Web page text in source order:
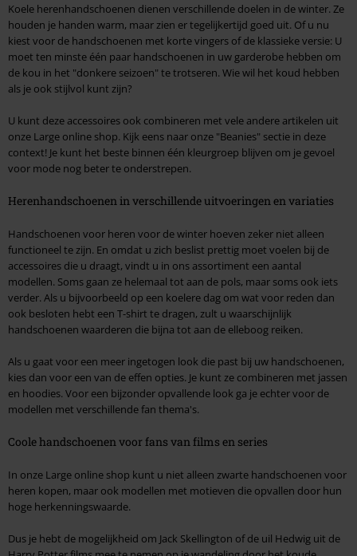
Koele herenhandschoenen dienen verschillende doelen in de winter. Ze
houden je handen warm, maar zien er tegelijkertijd goed uit. Of u nu
kiest voor de handschoenen met korte vingers of de klassieke versie: U
moet ten minste één paar handschoenen in uw garderobe hebben om
de kou in het "donkere seizoen" te trotseren. Wie wil het koud hebben
als je ook stijlvol kunt zijn?
U kunt deze accessoires ook combineren met vele andere artikelen uit
onze Large online shop. Kijk eens naar onze "Beanies" sectie in deze
context! Je kunt het beste binnen één kleurgroep blijven om je gevoel
voor mode nog beter te onderstrepen.
Herenhandschoenen in verschillende uitvoeringen en variaties
Handschoenen voor heren voor de winter hoeven zeker niet alleen
functioneel te zijn. En omdat u zich beslist prettig moet voelen bij de
accessoires die u draagt, vindt u in ons assortiment een aantal
modellen. Soms gaan ze helemaal tot aan de pols, maar soms ook iets
verder. Als u bijvoorbeeld op een koelere dag om wat voor reden dan
ook besloten hebt een T-shirt te dragen, zult u waarschijnlijk
handschoenen waarderen die bijna tot aan de elleboog reiken.
Als u gaat voor een meer ingetogen look die past bij uw handschoenen,
kies dan voor een van de effen opties. Je kunt ze combineren met jassen
en hoodies. Voor een bijzonder opvallende look ga je echter voor de
modellen met verschillende fan thema's.
Coole handschoenen voor fans van films en series
In onze Large online shop kunt u niet alleen zwarte handschoenen voor
heren kopen, maar ook modellen met motieven die opvallen door hun
hoge herkenningswaarde.
Dus je hebt de mogelijkheid om Jack Skellington of de uil Hedwig uit de